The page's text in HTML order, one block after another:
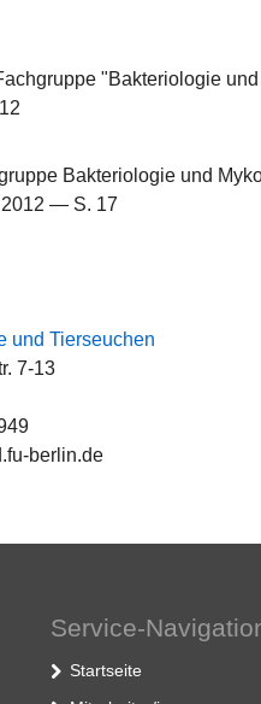
"Bakteriologie
Bakteriologie und
— S. 17
und Tierseuchen
7-13
berlin.de
Service-
Startseite